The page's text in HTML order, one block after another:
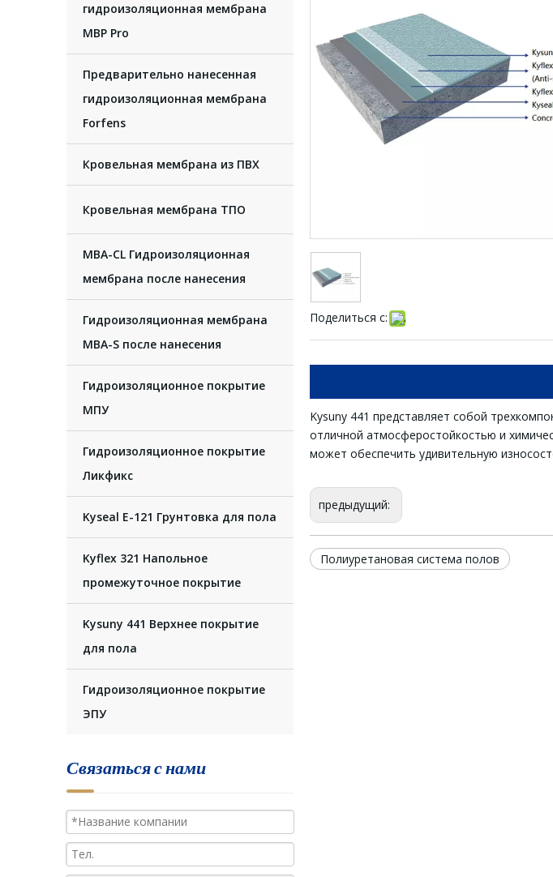
гидроизоляционная мембрана
MBP Pro
Предварительно нанесенная
гидроизоляционная мембрана
Forfens
Кровельная мембрана из ПВХ
Кровельная мембрана ТПО
MBA-CL Гидроизоляционная
мембрана после нанесения
Гидроизоляционная мембрана
MBA-S после нанесения
Гидроизоляционное покрытие
МПУ
Гидроизоляционное покрытие
Ликфикс
Kyseal E-121 Грунтовка для пола
Kyflex 321 Напольное
промежуточное покрытие
Kysuny 441 Верхнее покрытие
для пола
Гидроизоляционное покрытие
ЭПУ
Связаться с нами
Поделиться с:
Kysuny 441 представляет собой
отличной атмосферостойкостью и
может обеспечить удивительную
предыдущий:
Полиуретановая система полов